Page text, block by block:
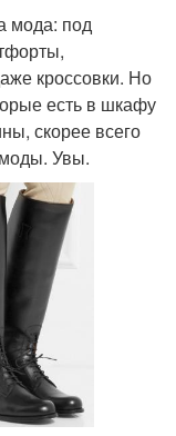
мода: под
кроссовки. Но
есть в шкафу
скорее всего
моды. Увы.